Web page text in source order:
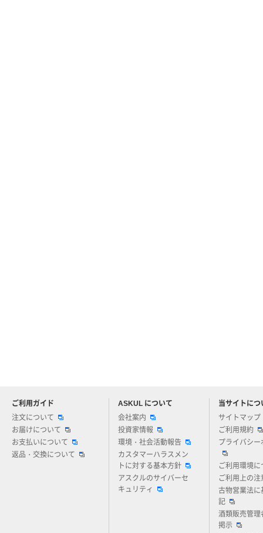
ご利用ガイド
注文について
お届けについて
お支払いについて
返品・交換について
ASKUL について
会社案内
投資家情報
環境・社会活動報告
カスタマーハラスメン
トに対する基本方針
アスクルのサイバーセ
キュリティ
当サイトにつ
サイトマップ
ご利用規約
プライバシー
ご利用環境に
ご利用上の注
古物営業法に
記
酒類販売管理
掲示
アスクルについてお気軽にご質問ください